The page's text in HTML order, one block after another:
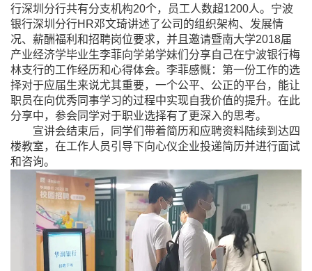
行深圳分行共有分支机构20个，员工人数超1200人。宁波
银行深圳分行HR邓文琦讲述了公司的组织架构、发展情
况、薪酬福利和招聘岗位要求，并且邀请暨南大学2018届
产业经济学毕业生李菲向学弟学妹们分享自己在宁波银行梅
林支行的工作经历和心得体会。 李菲感慨：第一份工作的选
择对于应届生来说尤其重要，一个公平、公正的平台，能让
职员在向优秀同事学习的过程中实现自我价值的提升。在此
分享中，参会同学对于职业选择有了更深入的思考。
宣讲会结束后，同学们带着简历和应聘资料陆续到达四
楼教室，在工作人员引导下向心仪企业投递简历并进行面试
和咨询。